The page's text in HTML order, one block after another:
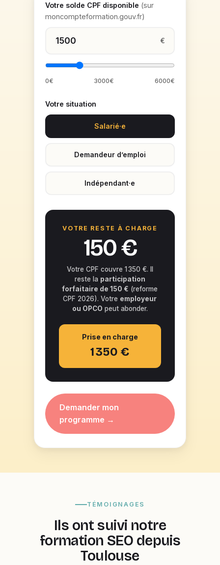
Votre solde CPF disponible (sur
moncompteformation.gouv.fr)
€
0€ 3000€ 6000€
Votre situation
Salarié·e
Demandeur d’emploi
Indépendant·e
VOTRE RESTE À CHARGE
150 €
Votre CPF couvre 1 350 €. Il
reste la participation
forfaitaire de 150 € (reforme
CPF 2026). Votre employeur
ou OPCO peut abonder.
Prise en charge
1 350 €
Demander mon
programme →
TÉMOIGNAGES
Ils ont suivi notre
formation SEO depuis
Toulouse